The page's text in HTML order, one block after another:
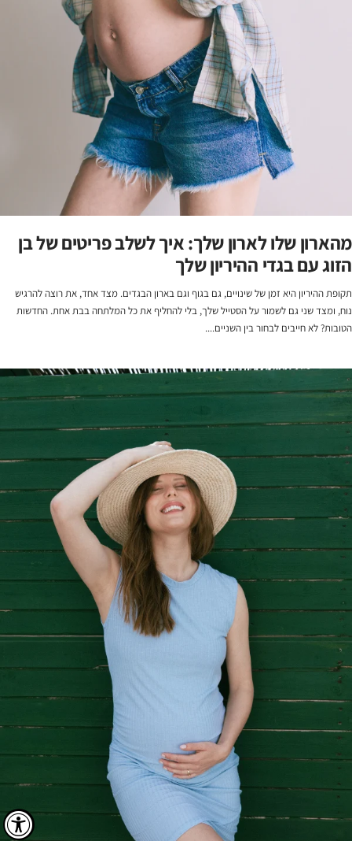
מהארון שלו לארון שלך: איך לשלב פריטים של בן
הזוג עם בגדי ההיריון שלך
תקופת ההיריון היא זמן של שינויים, גם בגוף וגם בארון הבגדים. מצד אחד, את רוצה להרגיש
נוח, ומצד שני גם לשמור על הסטייל שלך, בלי להחליף את כל המלתחה בבת אחת. החדשות
הטובות? לא חייבים לבחור בין השניים....